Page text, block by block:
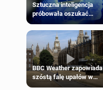
Sztuczna inteligencja
próbowała oszukać
człowieka
BBC Weather zapowiada
szóstą falę upałów w
Londynie